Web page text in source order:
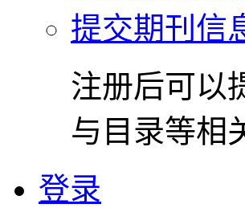
提交期刊信
注册后可以
与目录等相
登录